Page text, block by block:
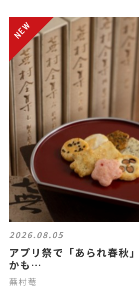
2026.08.05
アプリ祭で「あられ春秋
かも…
蕪村菴